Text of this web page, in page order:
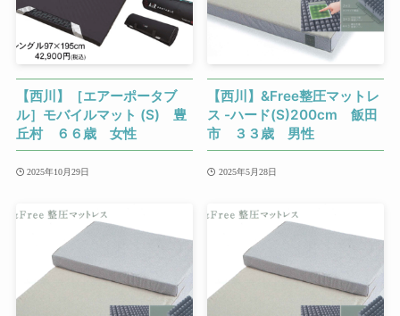
【西川】［エアーポータブ
ル］モバイルマット (S) 豊
丘村 ６６歳 女性
2025年10月29日
【西川】&Free整圧マットレ
ス -ハード(S)200cm 飯田
市 ３３歳 男性
2025年5月28日